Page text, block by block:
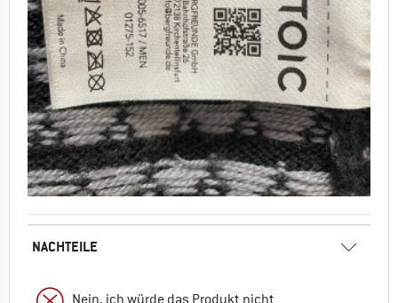
NACHTEILE
Nein, ich würde das Produkt nicht